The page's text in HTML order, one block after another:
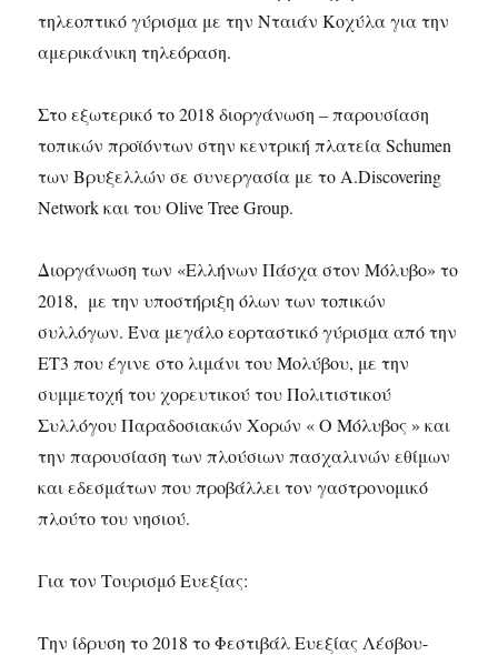
τηλεοπτικό γύρισμα με την Νταιάν Κοχύλα για την
αμερικάνικη τηλεόραση.
Στο εξωτερικό το 2018 διοργάνωση – παρουσίαση
τοπικών προϊόντων στην κεντρική πλατεία Schumen
των Βρυξελλών σε συνεργασία με το A.Discovering
Network και του Olive Tree Group.
Διοργάνωση των «Ελλήνων Πάσχα στον Μόλυβο» το
2018, με την υποστήριξη όλων των τοπικών
συλλόγων. Ένα μεγάλο εορταστικό γύρισμα από την
ΕΤ3 που έγινε στο λιμάνι του Μολύβου, με την
συμμετοχή του χορευτικού του Πολιτιστικού
Συλλόγου Παραδοσιακών Χορών « Ο Μόλυβος » και
την παρουσίαση των πλούσιων πασχαλινών εθίμων
και εδεσμάτων που προβάλλει τον γαστρονομικό
πλούτο του νησιού.
Για τον Τουρισμό Ευεξίας:
Την ίδρυση το 2018 το Φεστιβάλ Ευεξίας Λέσβου-